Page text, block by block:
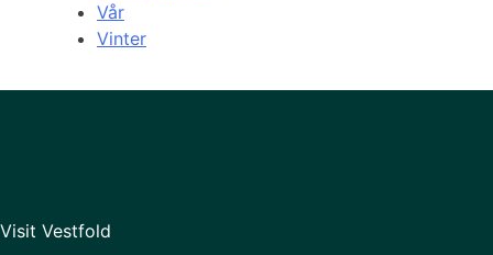
Vår
Vinter
Visit Vestfold